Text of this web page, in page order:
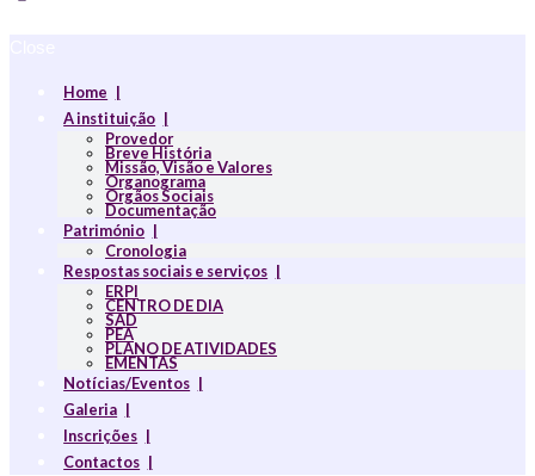
Home
A instituição
Provedor
Breve História
Missão, Visão e Valores
Organograma
Orgãos Sociais
Documentação
Património
Cronologia
Respostas sociais e serviços
ERPI
CENTRO DE DIA
SAD
PEA
PLANO DE ATIVIDADES
EMENTAS
Notícias/Eventos
Galeria
Inscrições
Contactos